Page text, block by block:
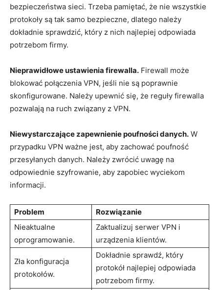
bezpieczeństwa⁣ sieci.⁤ Trzeba pamiętać, że nie wszystkie
protokoły są tak ​samo bezpieczne, dlatego należy
dokładnie sprawdzić, który z nich najlepiej odpowiada
potrzebom firmy.
Nieprawidłowe ustawienia‌ firewalla. Firewall może
blokować połączenia VPN, ‍jeśli nie​ są‌ poprawnie
skonfigurowane. Należy upewnić się, że reguły firewalla
pozwalają na ruch związany z VPN.
Niewystarczające zapewnienie poufności danych. W
‍przypadku VPN ważne‌ jest, aby zachować ⁣poufność
przesyłanych⁣ danych. Należy zwrócić⁢ uwagę na
odpowiednie szyfrowanie, aby zapobiec wyciekom
informacji.
Problem
Rozwiązanie
Nieaktualne
⁤oprogramowanie.
Zaktualizuj ⁣serwer VPN ⁢i
urządzenia klientów.
Zła‌ konfiguracja
protokołów.
Dokładnie sprawdź, który
protokół najlepiej ⁤odpowiada
potrzebom firmy.